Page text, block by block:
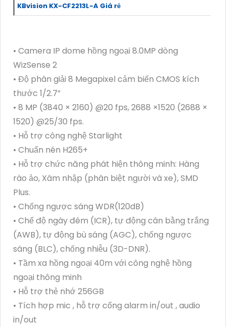
KBvision KX-CF2213L-A Giá rẻ
• Camera IP dome hồng ngoại 8.0MP dòng
WizSense 2
• Độ phân giải 8 Megapixel cảm biến CMOS kích
thước 1/2.7”
• 8 MP (3840 × 2160) @20 fps, 2688 ×1520 (2688 ×
1520) @25/30 fps.
• Hỗ trợ công nghệ Starlight
• Chuẩn nén H265+
• Hỗ trợ chức năng phát hiện thông minh: Hàng
rào ảo, Xâm nhập (phân biệt người và xe), SMD
Plus.
• Chống ngược sáng WDR(120dB)
• Chế độ ngày đêm (ICR), tự động cân bằng trắng
(AWB), tự động bù sáng (AGC), chống ngược
sáng (BLC), chống nhiễu (3D-DNR).
• Tầm xa hồng ngoại 40m với công nghệ hồng
ngoại thông minh
• Hỗ trợ thẻ nhớ 256GB
• Tích hợp mic , hỗ trợ cổng alarm in/out , audio
in/out